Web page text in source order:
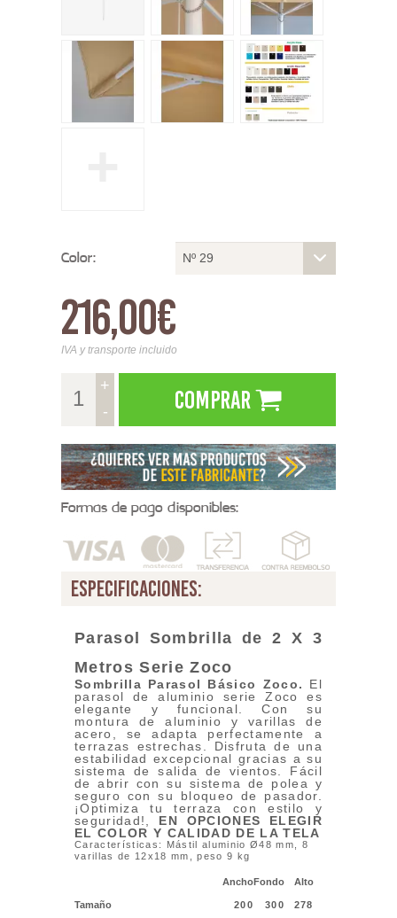
Color: Nº 29
216,00€
IVA y transporte incluido
+
-
Comprar
Formas de pago disponibles:
especificaciones:
Parasol Sombrilla de 2 X 3
Metros Serie Zoco
Sombrilla Parasol Básico Zoco.
El
parasol de aluminio serie Zoco es
elegante y funcional. Con su
montura de aluminio y varillas de
acero, se adapta perfectamente a
terrazas estrechas. Disfruta de una
estabilidad excepcional gracias a su
sistema de salida de vientos. Fácil
de abrir con su sistema de polea y
seguro con su bloqueo de pasador.
¡Optimiza tu terraza con estilo y
seguridad!, EN OPCIONES ELEGIR
EL COLOR Y CALIDAD DE LA TELA
Características: Mástil aluminio Ø48 mm, 8
varillas de 12x18 mm, peso 9 kg
AnchoFondo Alto
Tamaño 200 300 278